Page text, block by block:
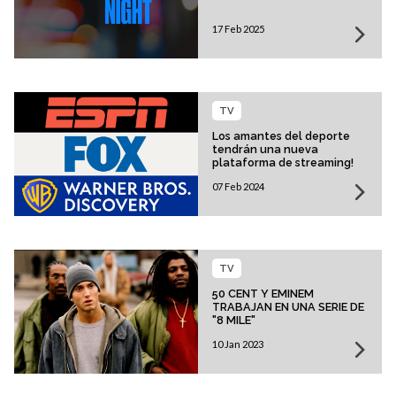
17 Feb 2025
Los amantes del deporte
tendrán una nueva
plataforma de streaming!
TV
07 Feb 2024
50 CENT Y EMINEM
TRABAJAN EN UNA SERIE DE
"8 MILE"
TV
10 Jan 2023